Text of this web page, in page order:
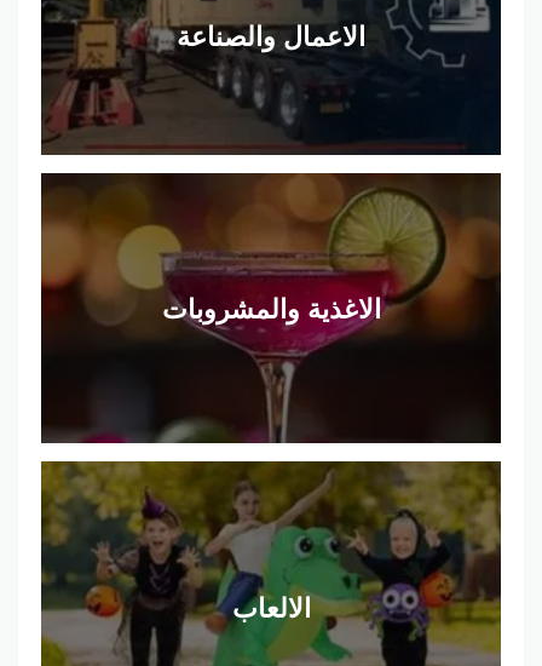
الاعمال والصناعة
الاغذية والمشروبات
الالعاب